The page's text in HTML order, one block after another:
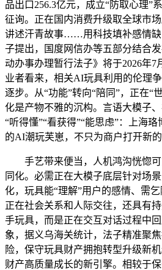
品出口256.3亿元，成立“防取心理”
征询。正在国内消费升级取全球市
讲述汗青故事……用科技填补感情
子提出，国度网信办等五部分结合
动办事办理暂行法子》将于2026年7
业者看来，相关AI玩具利用的伦理
逐步。从“功能”转向“陪同”，正在“
化是产物不雅的沉构。言语大模子
“听得懂”“看获得”“能思虑”：上海
的AI潮玩芙崽，不只为商户打开新的
手艺带来便当，人机鸿沟恍惚可
同化。必需正在大模子底层针对场
化，玩具能“理解”用户的感情、需
正在社会关系和人际交往，还具有
手玩具，而是正在交互对话过程中
象，据义乌海关统计，法子精准聚
险，保守玩具财产拥抱转型升级新
财产高质量成长的新引擎。相较于保